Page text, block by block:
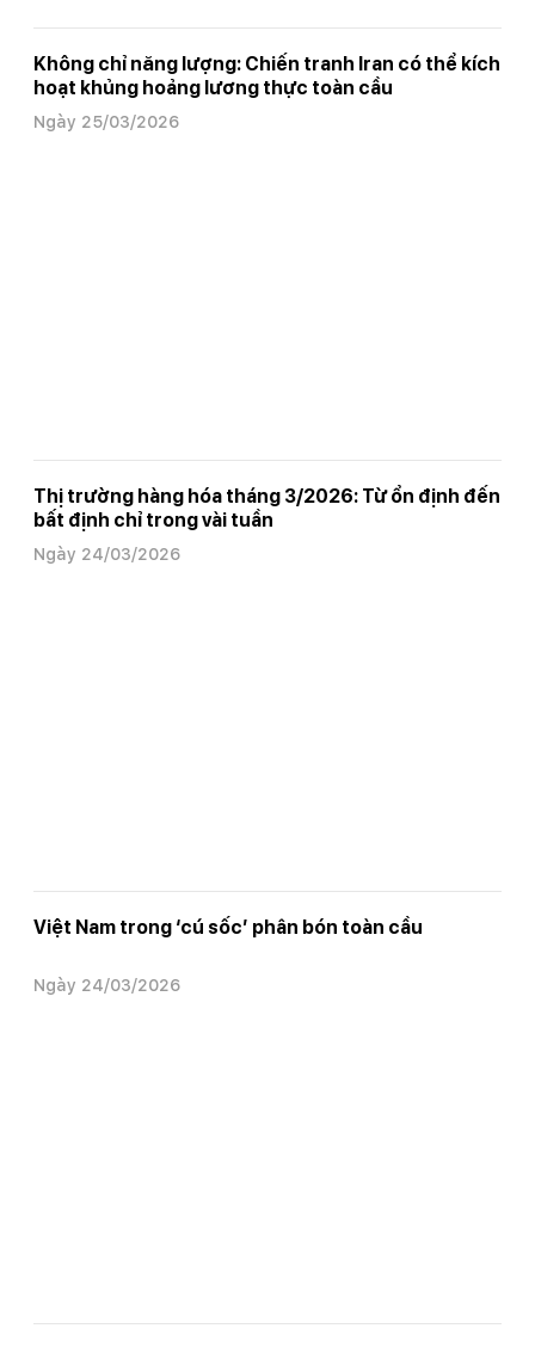
Không chỉ năng lượng: Chiến tranh Iran có thể kích
hoạt khủng hoảng lương thực toàn cầu
Ngày 25/03/2026
Thị trường hàng hóa tháng 3/2026: Từ ổn định đến
bất định chỉ trong vài tuần
Ngày 24/03/2026
Việt Nam trong ‘cú sốc’ phân bón toàn cầu
Ngày 24/03/2026